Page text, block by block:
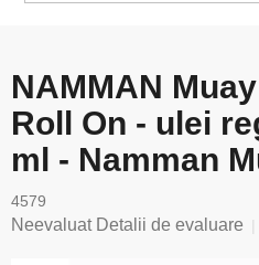
NAMMAN
Roll On - ulei
ml - Namman
4579
Evaluarea
Neevaluat Detalii de evaluare